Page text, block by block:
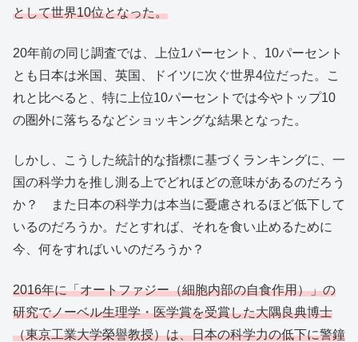
として世界10位となった。
20年前の同じ調査では、上位1パーセント、10パーセント
とも日本は米国、英国、ドイツに次ぐ世界4位だった。こ
れと比べると、特に上位10パーセントでは今やトップ10
の圏外に落ちるなどショッキングな結果となった。
しかし、こうした統計的な指標に基づくランキングに、一
国の科学力を推し測る上でどれほどの意味があるのだろう
か？ また日本の科学力は本当に憂慮されるほど低下して
いるのだろうか。だとすれば、それを食い止めるために
今、何をすればいいのだろうか？
2016年に「オートファジー（細胞内部の自食作用）」の
研究でノーベル生理学・医学賞を受賞した大隅良典博士
（東京工業大学榮譽教授）は、日本の科学力の低下に警鐘